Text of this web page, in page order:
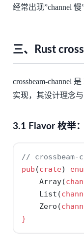
经常出现”channel 慢
三、Rust
crossbeam-channel
实现，其设计理念与
3.1 Flavor 枚举
// crossbeam-
pub (crate)
    Array(
    List(
    Zero(
}